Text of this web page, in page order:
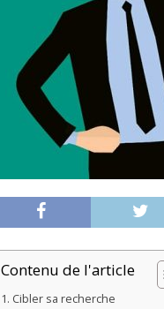
Contenu de l'article
Cibler sa recherche